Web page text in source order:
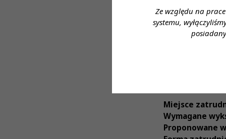
Ze względu na
systemu,Stabilne
Współpracę
Miejsce
Wymagane
Proponowane